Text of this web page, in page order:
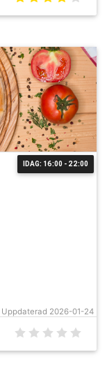
IDAG: 16:00 - 22:00
Uppdaterad 2026-01-24